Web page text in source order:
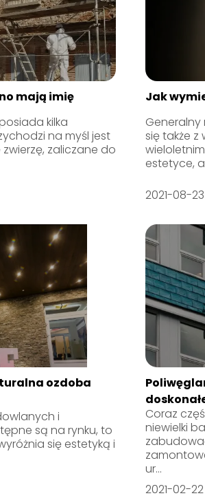
mają imię
kilka
na myśl jest
zaliczane do
Jak
Generalny
się także z
estetyce,
2021-08-23
ozdoba
i
są na rynku, to
się estetyką i
Coraz
niewielki
ur...
2021-02-22